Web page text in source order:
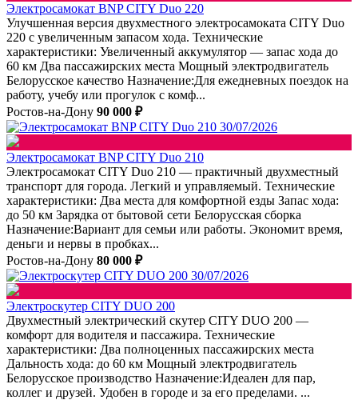
Электросамокат BNP CITY Duo 220
Улучшенная версия двухместного электросамоката CITY Duo
220 с увеличенным запасом хода. Технические
характеристики: Увеличенный аккумулятор — запас хода до
60 км Два пассажирских места Мощный электродвигатель
Белорусское качество Назначение:Для ежедневных поездок на
работу, учебу или прогулок с комф...
Ростов-на-Дону 90 000 ₽
30/07/2026
Электросамокат BNP CITY Duo 210
Электросамокат CITY Duo 210 — практичный двухместный
транспорт для города. Легкий и управляемый. Технические
характеристики: Два места для комфортной езды Запас хода:
до 50 км Зарядка от бытовой сети Белорусская сборка
Назначение:Вариант для семьи или работы. Экономит время,
деньги и нервы в пробках...
Ростов-на-Дону 80 000 ₽
30/07/2026
Электроскутер CITY DUO 200
Двухместный электрический скутер CITY DUO 200 —
комфорт для водителя и пассажира. Технические
характеристики: Два полноценных пассажирских места
Дальность хода: до 60 км Мощный электродвигатель
Белорусское производство Назначение:Идеален для пар,
коллег и друзей. Удобен в городе и за его пределами. ...